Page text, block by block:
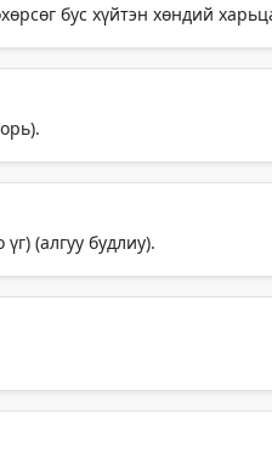
бус хүйтэн хөндий
(алгуу будлиу).